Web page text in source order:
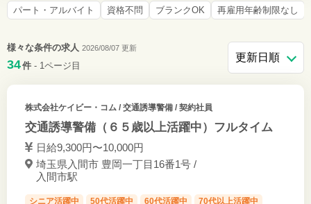
パート・アルバイト 資格不問 ブランクOK 再雇用年齢制限なし
様々な条件の求人 2026/08/07 更新
34件 - 1ページ目
株式会社ケイビー・コム/ 交通誘導警備 / 契約社員
交通誘導警備（６５歳以上活躍中）フルタイム
日給9,300円〜10,000円
埼玉県入間市 豊岡一丁目16番1号 /
入間市駅
シニア活躍中 50代活躍中 60代活躍中
70代以上活躍中